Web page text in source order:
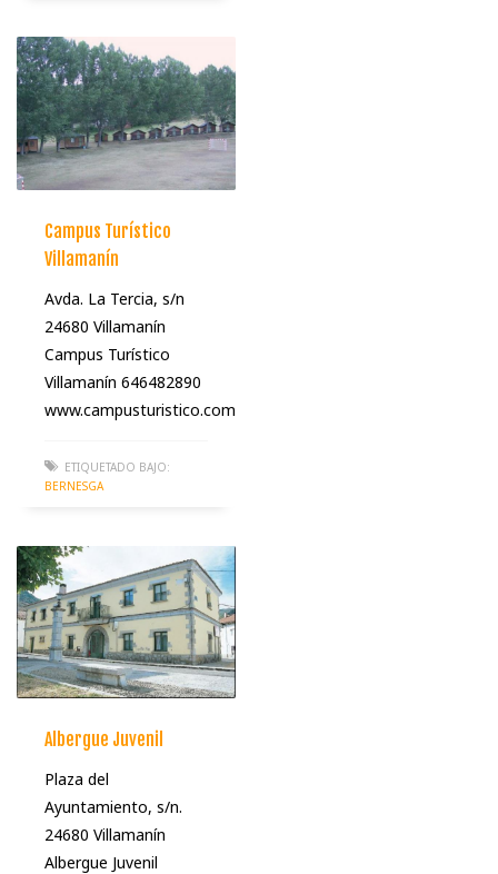
Campus Turístico
Villamanín
Avda. La Tercia, s/n
24680 Villamanín
Campus Turístico
Villamanín 646482890
www.campusturistico.com
ETIQUETADO BAJO:
BERNESGA
Albergue Juvenil
Plaza del
Ayuntamiento, s/n.
24680 Villamanín
Albergue Juvenil